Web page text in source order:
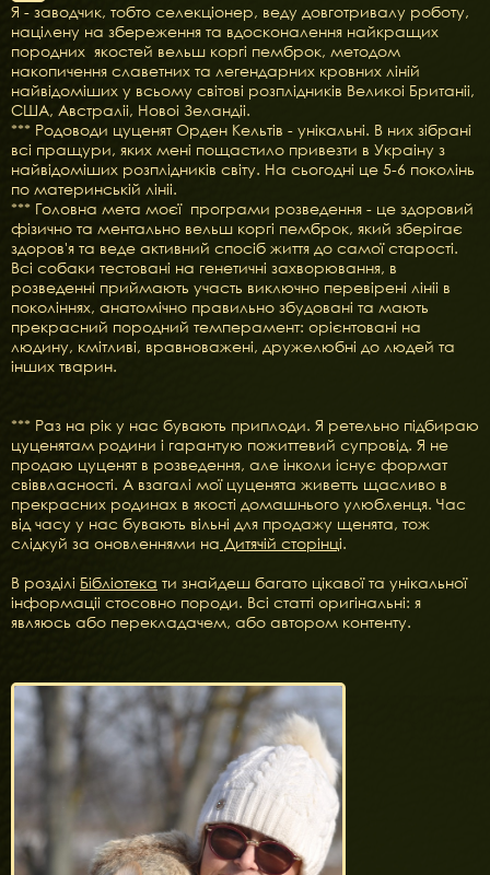
Я - заводчик, тобто селекціонер, веду довготривалу роботу,
націлену на збереження та вдосконалення найкращих
породних якостей вельш коргі пемброк, методом
накопичення славетних та легендарних кровних ліній
найвідоміших у всьому світові розплідників Великоі Британіі,
США, Австраліі, Новоі Зеландіі.
*** Родоводи цуценят Орден Кельтів - унікальні. В них зібрані
всі пращури, яких мені пощастило привезти в Украіну з
найвідоміших розплідників світу. На сьогодні це 5-6 поколінь
по материнській лініі.
*** Головна мета моєї програми розведення - це здоровий
фізично та ментально вельш коргі пемброк, який зберігає
здоров'я та веде активний спосіб життя до самої старості.
Всі собаки тестовані на генетичні захворювання, в
розведенні приймають участь виключно перевірені лініі в
поколіннях, анатомічно правильно збудовані та мають
прекрасний породний темперамент: орієнтовані на
людину, кмітливі, вравноважені, дружелюбні до людей та
інших тварин.
*** Раз на рік у нас бувають приплоди. Я ретельно підбираю
цуценятам родини і гарантую пожиттевий супровід. Я не
продаю цуценят в розведення, але інколи існує формат
свіввласності. А взагалі мої цуценята живетть щасливо в
прекрасних родинах в якості домашнього улюбленця. Час
від часу у нас бувають вільні для продажу щенята, тож
слідкуй за оновленнями на Дитячій сторінці.
В розділі Бібліотека ти знайдеш багато цікавої та унікальної
інформаціі стосовно породи. Всі статті оригінальні: я
являюсь або перекладачем, або автором контенту.